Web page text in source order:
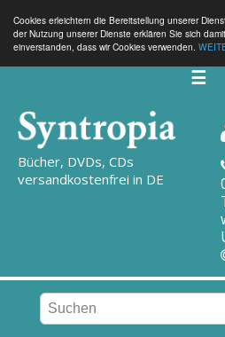
Cookies erleichtern die Bereitstellung unserer
der Nutzung unserer Dienste erklären Sie sich damit
einverstanden, dass wir Cookies verwenden.
☰
Bücher, DVDs, CDs
versandkostenfrei in DE